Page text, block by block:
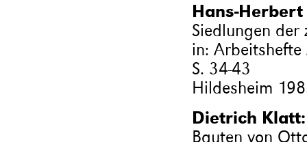
Hans-
Siedlungen
in:
S. 34-43
Hildesheim
Dietrich Klatt:
Bauten von